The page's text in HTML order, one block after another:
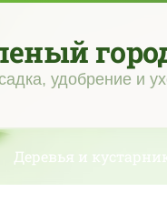
удобрение и
Деревья и